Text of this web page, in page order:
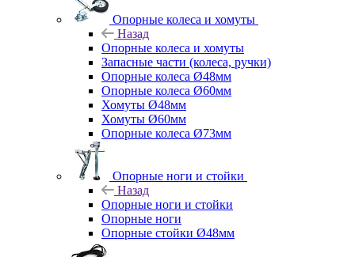
Опорные колеса и хомуты
Назад
Опорные колеса и хомуты
Запасные части (колеса, ручки)
Опорные колеса Ø48мм
Опорные колеса Ø60мм
Хомуты Ø48мм
Хомуты Ø60мм
Опорные колеса Ø73мм
Опорные ноги и стойки
Назад
Опорные ноги и стойки
Опорные ноги
Опорные стойки Ø48мм